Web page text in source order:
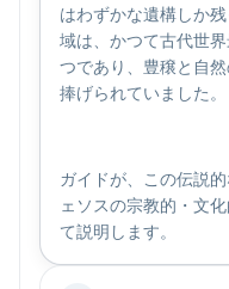
はわずかな遺構しか
域は、かつて古代世
つであり、豊穣と自
捧げられていました。
ガイドが、この伝説
ェソスの宗教的・文
て説明します。